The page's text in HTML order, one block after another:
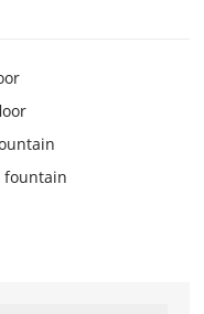
fountain